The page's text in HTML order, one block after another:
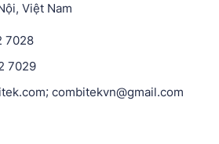
Việt Nam
7028
7029
; combitekvn@gmail.com